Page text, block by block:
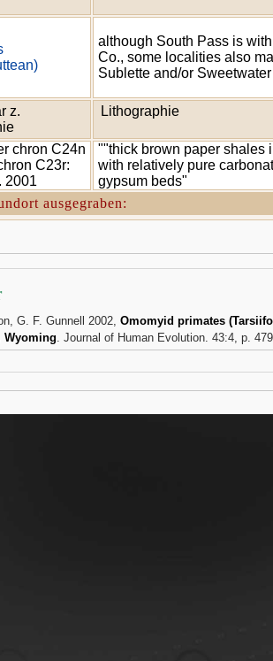
although South Pass is
Co., some localities also
Sublette and/or
z.
Lithographie
chron C24n
C23r:
2001
""thick brown paper shales
with relatively pure
gypsum beds"
ausgegraben:
G. F. Gunnell 2002, Omomyid primates
Wyoming. Journal of Human Evolution. 43:4, p.